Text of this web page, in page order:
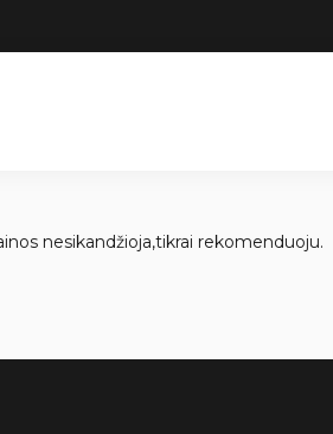
nesikandžioja,tikrai rekomenduoju.